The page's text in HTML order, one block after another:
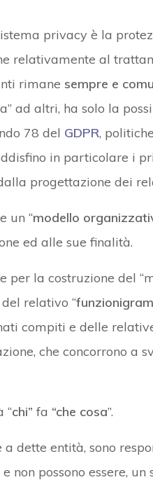
privacy è la
relativamente al
rimane sempre e
ad altri, ha solo la
78 del GDPR,
in particolare i
progettazione dei
un “modello
ed alle sue finalità.
la costruzione del
relativo “
compiti e delle
che concorrono a
“chi” fa “che cosa”.
dette entità, sono
non possono essere, un